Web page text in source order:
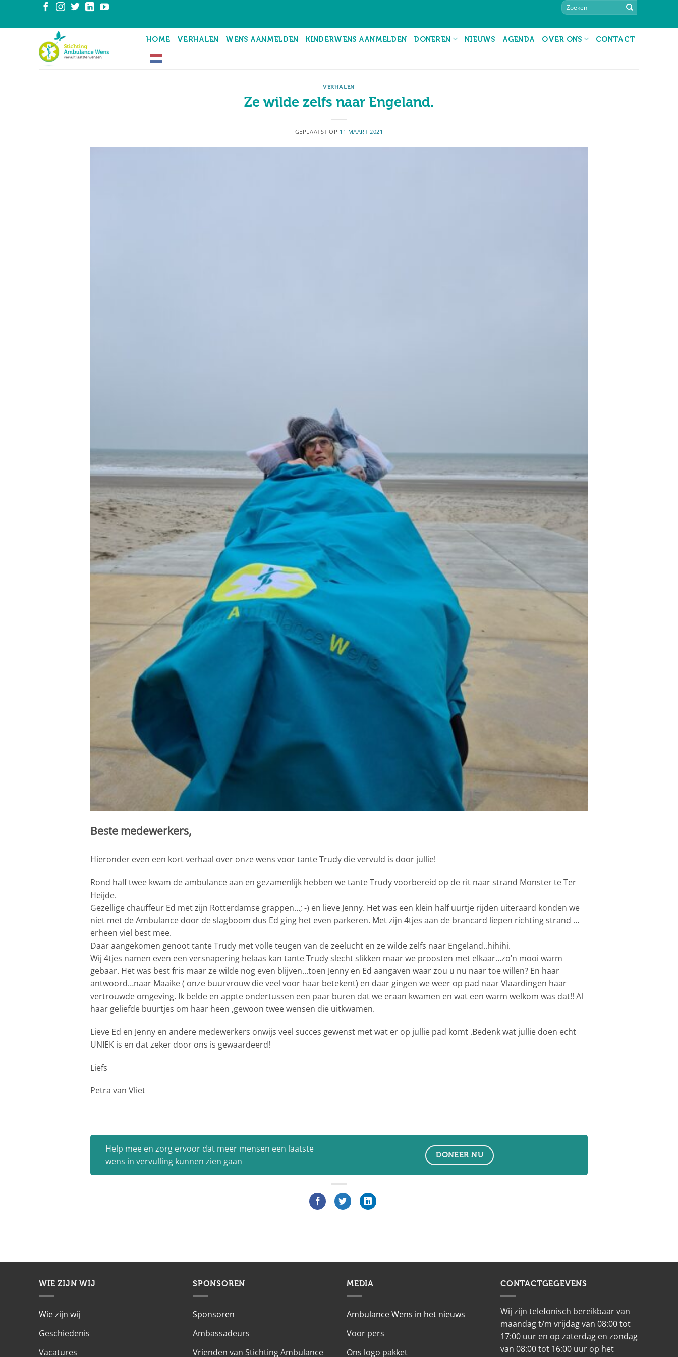
inhoud
HOME VERHALEN WENS AANMELDEN KINDERWENS AANMELDEN DONEREN NIEUWS AGENDA OVER ONS CONTACT
VERHALEN
Ze wilde zelfs naar Engeland.
GEPLAATST OP 11 MAART 2021
Beste medewerkers,
Hieronder even een kort verhaal over onze wens voor tante Trudy die vervuld is door jullie!
Rond half twee kwam de ambulance aan en gezamenlijk hebben we tante Trudy voorbereid op de rit naar strand Monster te Ter
Heijde.
Gezellige chauffeur Ed met zijn Rotterdamse grappen…; -) en lieve Jenny. Het was een klein half uurtje rijden uiteraard konden we
niet met de Ambulance door de slagboom dus Ed ging het even parkeren. Met zijn 4tjes aan de brancard liepen richting strand …
erheen viel best mee.
Daar aangekomen genoot tante Trudy met volle teugen van de zeelucht en ze wilde zelfs naar Engeland..hihihi.
Wij 4tjes namen even een versnapering helaas kan tante Trudy slecht slikken maar we proosten met elkaar…zo’n mooi warm
gebaar. Het was best fris maar ze wilde nog even blijven…toen Jenny en Ed aangaven waar zou u nu naar toe willen? En haar
antwoord…naar Maaike ( onze buurvrouw die veel voor haar betekent) en daar gingen we weer op pad naar Vlaardingen haar
vertrouwde omgeving. Ik belde en appte ondertussen een paar buren dat we eraan kwamen en wat een warm welkom was dat!! Al
haar geliefde buurtjes om haar heen ,gewoon twee wensen die uitkwamen.
Lieve Ed en Jenny en andere medewerkers onwijs veel succes gewenst met wat er op jullie pad komt .Bedenk wat jullie doen echt
UNIEK is en dat zeker door ons is gewaardeerd!
Liefs
Petra van Vliet
Help mee en zorg ervoor dat meer mensen een laatste
wens in vervulling kunnen zien gaan
DONEER NU
WIE ZIJN WIJ
Wie zijn wij
Geschiedenis
Vacatures
SPONSOREN
Sponsoren
Ambassadeurs
Vrienden van Stichting Ambulance
MEDIA
Ambulance Wens in het nieuws
Voor pers
Ons logo pakket
CONTACTGEGEVENS
Wij zijn telefonisch bereikbaar van
maandag t/m vrijdag van 08:00 tot
17:00 uur en op zaterdag en zondag
van 08:00 tot 16:00 uur op het